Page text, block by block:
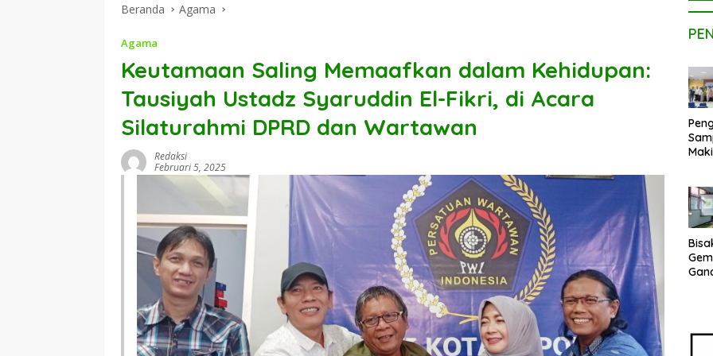
Beranda Agama
Agama
Keutamaan Saling Memaafkan dalam Kehidupan:
Tausiyah Ustadz Syaruddin El-Fikri, di Acara
Silaturahmi DPRD dan Wartawan
Redaksi
Februari 5, 2025